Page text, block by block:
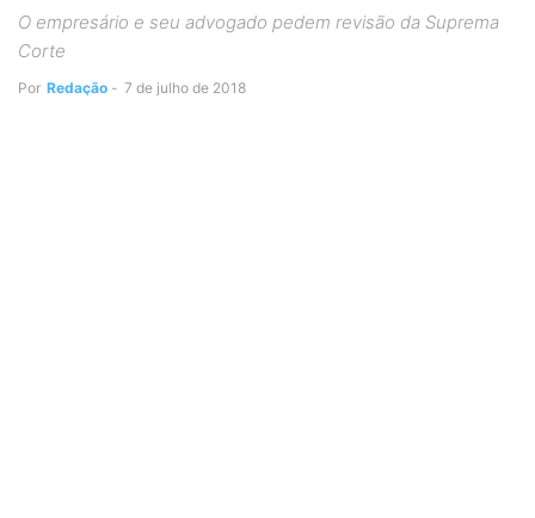
O empresário e seu advogado pedem revisão da Suprema
Corte
Por Redação - 7 de julho de 2018